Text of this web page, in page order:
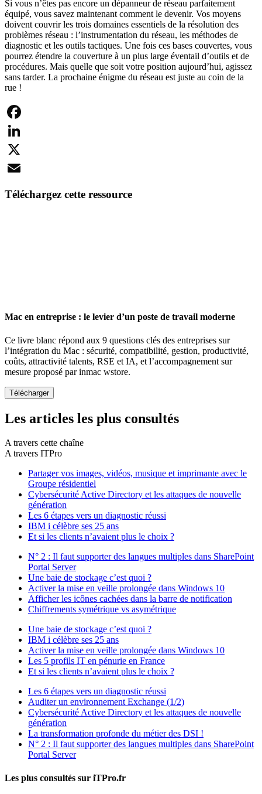
Si vous n’êtes pas encore un dépanneur de réseau parfaitement
équipé, vous savez maintenant comment le devenir. Vos moyens
doivent couvrir les trois domaines essentiels de la résolution des
problèmes réseau : l’instrumentation du réseau, les méthodes de
diagnostic et les outils tactiques. Une fois ces bases couvertes, vous
pourrez étendre la couverture à un plus large éventail d’outils et de
procédures. Mais quelle que soit votre position aujourd’hui, agissez
sans tarder. La prochaine énigme du réseau est juste au coin de la
rue !
Facebook
LinkedIn
X
Téléchargez cette ressource
Mac en entreprise : le levier d’un poste de travail moderne
Ce livre blanc répond aux 9 questions clés des entreprises sur
l’intégration du Mac : sécurité, compatibilité, gestion, productivité,
coûts, attractivité talents, RSE et IA, et l’accompagnement sur
mesure proposé par inmac wstore.
Les articles les plus consultés
A travers cette chaîne
A travers ITPro
Partager vos images, vidéos, musique et imprimante avec le
Groupe résidentiel
Cybersécurité Active Directory et les attaques de nouvelle
génération
Les 6 étapes vers un diagnostic réussi
IBM i célèbre ses 25 ans
Et si les clients n’avaient plus le choix ?
N° 2 : Il faut supporter des langues multiples dans SharePoint
Portal Server
Une baie de stockage c’est quoi ?
Activer la mise en veille prolongée dans Windows 10
Afficher les icônes cachées dans la barre de notification
Chiffrements symétrique vs asymétrique
Une baie de stockage c’est quoi ?
IBM i célèbre ses 25 ans
Activer la mise en veille prolongée dans Windows 10
Les 5 profils IT en pénurie en France
Et si les clients n’avaient plus le choix ?
Les 6 étapes vers un diagnostic réussi
Auditer un environnement Exchange (1/2)
Cybersécurité Active Directory et les attaques de nouvelle
génération
La transformation profonde du métier des DSI !
N° 2 : Il faut supporter des langues multiples dans SharePoint
Portal Server
Les plus consultés sur iTPro.fr